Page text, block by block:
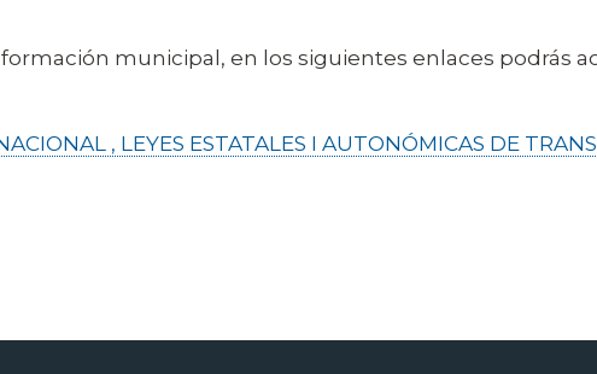
municipal, en los siguientes enlaces podrás
, LEYES ESTATALES I AUTONÓMICAS DE